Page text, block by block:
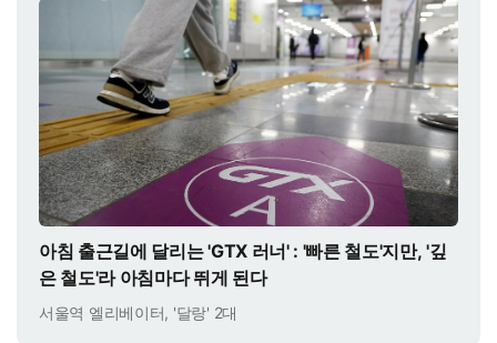
아침 출근길에 달리는 'GTX 러너' : '빠른 철도'지만, '깊
은 철도'라 아침마다 뛰게 된다
서울역 엘리베이터, '달랑' 2대